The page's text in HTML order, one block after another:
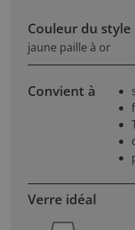
Couleur du style
jaune paille à or
Convient à
Verre idéal